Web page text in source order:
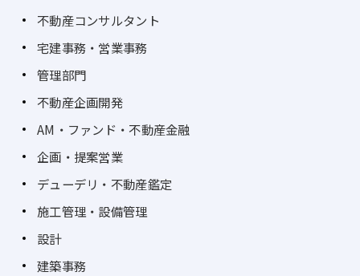
不動産コンサルタント
宅建事務・営業事務
管理部門
不動産企画開発
AM・ファンド・不動産金融
企画・提案営業
デューデリ・不動産鑑定
施工管理・設備管理
設計
建築事務